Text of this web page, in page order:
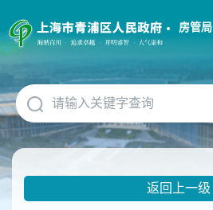
障
碍
作
说
明
跳
到
网
房管局
返回上一级